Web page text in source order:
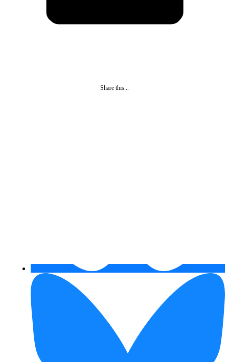
Share this...